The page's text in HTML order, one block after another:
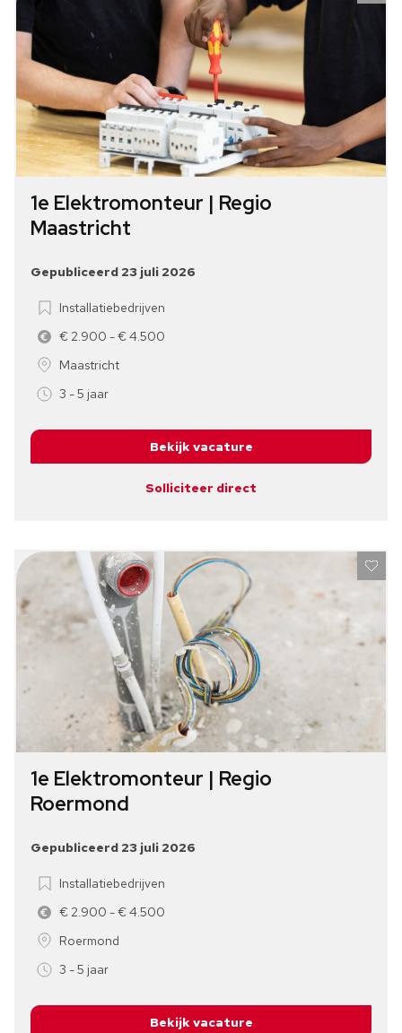
1e Elektromonteur | Regio
Maastricht
Gepubliceerd 23 juli 2026
Installatiebedrijven
€ 2.900 - € 4.500
Maastricht
3 - 5 jaar
Solliciteer direct
Bekijk vacature
1e Elektromonteur | Regio
Roermond
Gepubliceerd 23 juli 2026
Installatiebedrijven
€ 2.900 - € 4.500
Roermond
3 - 5 jaar
Bekijk vacature